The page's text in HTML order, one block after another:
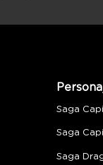
Saga
Saga
Saga